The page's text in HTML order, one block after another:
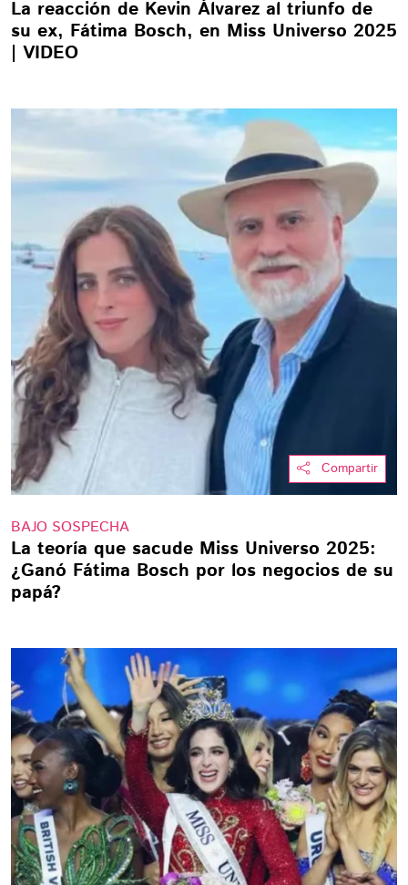
La reacción de Kevin Álvarez al triunfo de
su ex, Fátima Bosch, en Miss Universo 2025
| VIDEO
Compartir
BAJO SOSPECHA
La teoría que sacude Miss Universo 2025:
¿Ganó Fátima Bosch por los negocios de su
papá?